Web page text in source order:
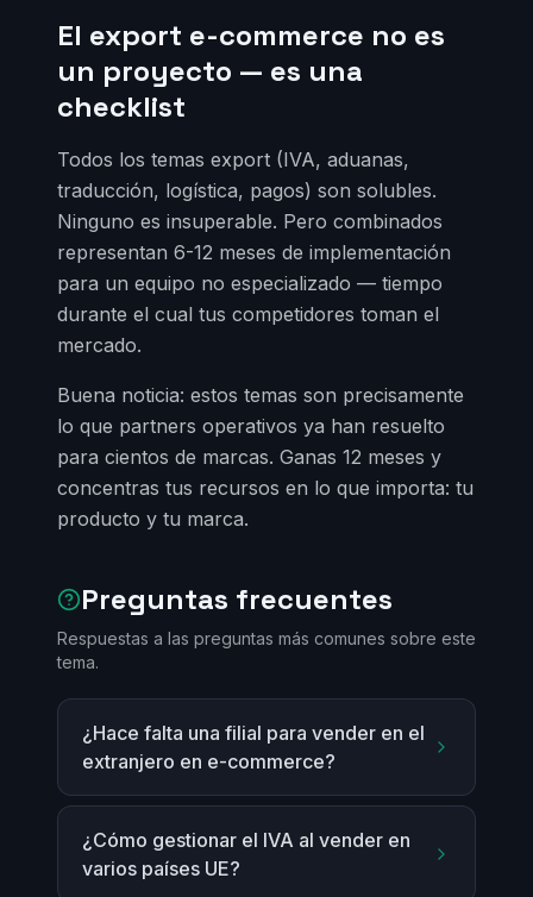
El export e-commerce no es
un proyecto — es una
checklist
Todos los temas export (IVA, aduanas,
traducción, logística, pagos) son solubles.
Ninguno es insuperable. Pero combinados
representan 6-12 meses de implementación
para un equipo no especializado — tiempo
durante el cual tus competidores toman el
mercado.
Buena noticia: estos temas son precisamente
lo que partners operativos ya han resuelto
para cientos de marcas. Ganas 12 meses y
concentras tus recursos en lo que importa: tu
producto y tu marca.
Preguntas frecuentes
Respuestas a las preguntas más comunes sobre este
tema.
¿Hace falta una filial para vender en el
extranjero en e-commerce?
¿Cómo gestionar el IVA al vender en
varios países UE?